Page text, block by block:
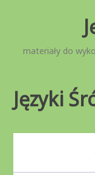
materiały do
Języki